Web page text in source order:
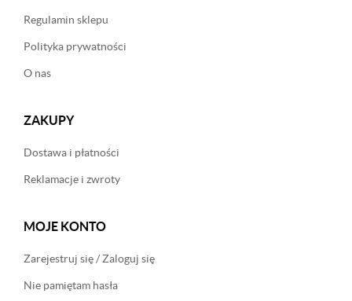
Regulamin sklepu
Polityka prywatności
O nas
ZAKUPY
Dostawa i płatności
Reklamacje i zwroty
MOJE KONTO
Zarejestruj się / Zaloguj się
Nie pamiętam hasła